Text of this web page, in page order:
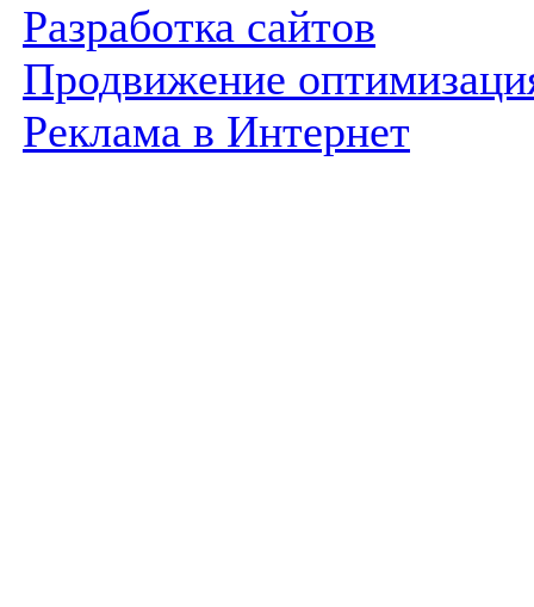
Разработка сайтов
Продвижение
Реклама в Интернет